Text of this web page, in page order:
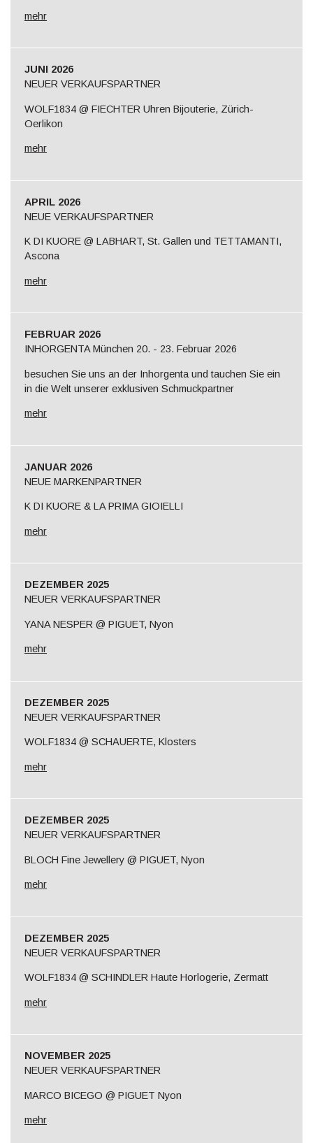
mehr
JUNI 2026
NEUER VERKAUFSPARTNER
WOLF1834 @ FIECHTER Uhren Bijouterie, Zürich-
Oerlikon
mehr
APRIL 2026
NEUE VERKAUFSPARTNER
K DI KUORE @ LABHART, St. Gallen und TETTAMANTI,
Ascona
mehr
FEBRUAR 2026
INHORGENTA München 20. - 23. Februar 2026
besuchen Sie uns an der Inhorgenta und tauchen Sie ein
in die Welt unserer exklusiven Schmuckpartner
mehr
JANUAR 2026
NEUE MARKENPARTNER
K DI KUORE & LA PRIMA GIOIELLI
mehr
DEZEMBER 2025
NEUER VERKAUFSPARTNER
YANA NESPER @ PIGUET, Nyon
mehr
DEZEMBER 2025
NEUER VERKAUFSPARTNER
WOLF1834 @ SCHAUERTE, Klosters
mehr
DEZEMBER 2025
NEUER VERKAUFSPARTNER
BLOCH Fine Jewellery @ PIGUET, Nyon
mehr
DEZEMBER 2025
NEUER VERKAUFSPARTNER
WOLF1834 @ SCHINDLER Haute Horlogerie, Zermatt
mehr
NOVEMBER 2025
NEUER VERKAUFSPARTNER
MARCO BICEGO @ PIGUET Nyon
mehr